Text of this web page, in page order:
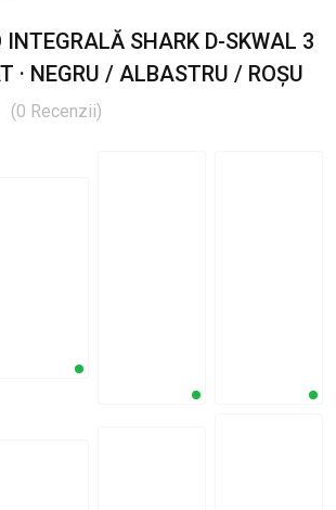
SHARK D-SKWAL 3
· NEGRU / ALBASTRU / ROȘU
(0 Recenzii)